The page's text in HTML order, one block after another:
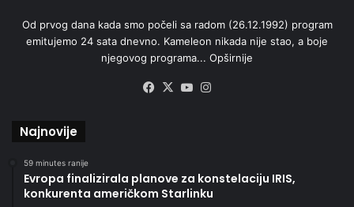
Od prvog dana kada smo počeli sa radom (26.12.1992) program
emitujemo 24 sata dnevno. Kameleon nikada nije stao, a boje
njegovog programa... Opširnije
Facebook
X YouTube
Najnovije
59 minutes ranije
Evropa finalizirala planove za konstelaciju IRIS,
konkurenta američkom Starlinku